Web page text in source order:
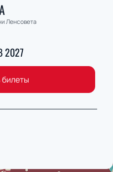
Ленсовета
2027
билеты